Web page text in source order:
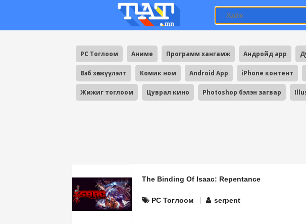
PC Тоглоом Аниме Программ хангамж Андройд app
Вэб хөгжүүлэлт Комик ном Android App iPhone контент
Жижиг тоглоом Цуврал кино Photoshop бэлэн загвар
The Binding Of Isaac: Repentance
PC Тоглоом serpent